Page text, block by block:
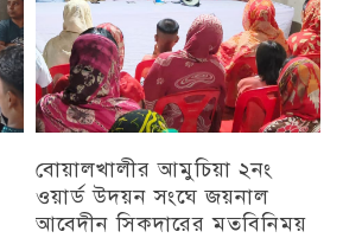
বোয়ালখালীর আমুচিয়া ২নং
ওয়ার্ড উদয়ন সংঘে জয়নাল
আবেদীন সিকদারের মতবিনিময়